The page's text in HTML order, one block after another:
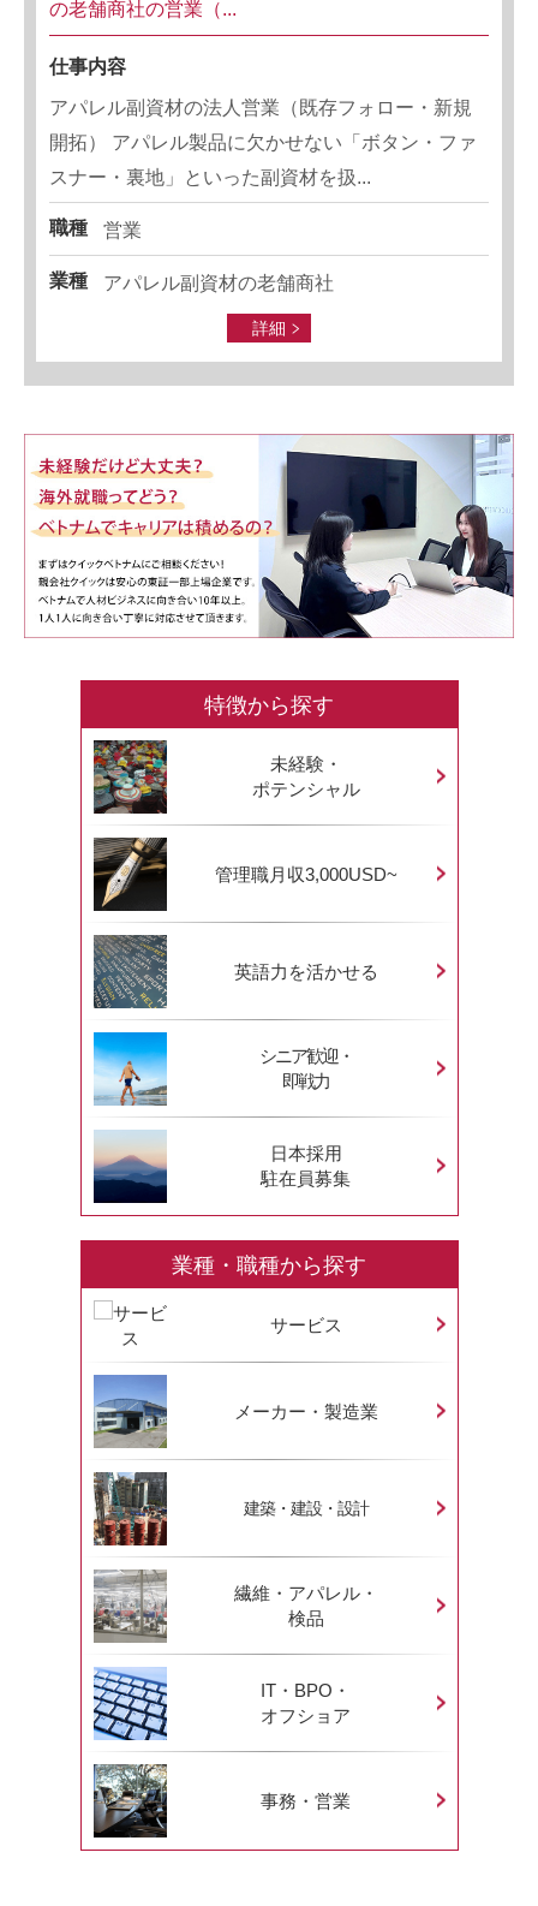
の老舗商社の営業（...
仕事内容
アパレル副資材の法人営業（既存フォロー・新規
開拓） アパレル製品に欠かせない「ボタン・ファ
スナー・裏地」といった副資材を扱...
職種 営業
業種 アパレル副資材の老舗商社
詳細
特徴から探す
未経験・
ポテンシャル
管理職月収3,000USD~
英語力を活かせる
シニア歓迎・
即戦力
日本採用
駐在員募集
業種・職種から探す
サービス
メーカー・製造業
建築・建設・設計
繊維・アパレル・
検品
IT・BPO・
オフショア
事務・営業